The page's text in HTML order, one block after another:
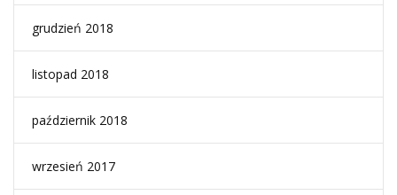
grudzień 2018
listopad 2018
październik 2018
wrzesień 2017